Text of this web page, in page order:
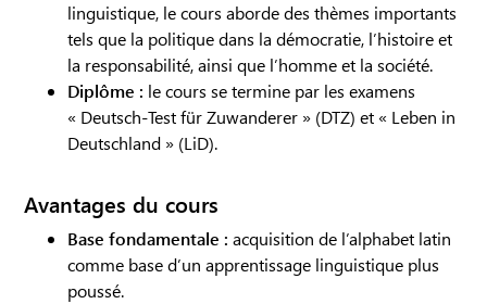
linguistique, le cours aborde des thèmes importants
tels que la politique dans la démocratie, l’histoire et
la responsabilité, ainsi que l’homme et la société.
Diplôme : le cours se termine par les examens
« Deutsch-Test für Zuwanderer » (DTZ) et « Leben in
Deutschland » (LiD).
Avantages du cours
Base fondamentale : acquisition de l’alphabet latin
comme base d’un apprentissage linguistique plus
poussé.